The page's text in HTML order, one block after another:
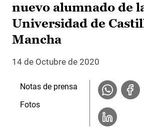
nuevo alumnado de
Universidad de
Mancha
14 de Octubre de 2020
Notas de prensa
Fotos